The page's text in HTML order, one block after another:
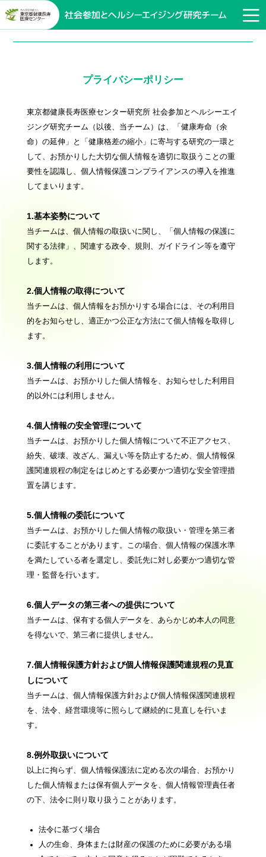
プライバシーポリシー
東京都健康長寿医療センター研究所 社会参加とヘルシーエイ
ジング研究チーム（以後、当チーム）は、「健康寿命（余
命）の延伸」と「健康格差の縮小」に寄与する研究の一環と
して、お預かりした大切な個人情報を適切に取扱うことの重
要性を認識し、個人情報保護コンプライアンスの導入を推進
してまいります。
1.基本姿勢について
当チームは、個人情報の取扱いに関し、「個人情報の保護に
関する法律」、関連する政令、規則、ガイドライン等を遵守
します。
2.個人情報の取得について
当チームは、個人情報をお預かりする場合には、その利用目
的をお知らせし、適正かつ公正な方法にて個人情報を取得し
ます。
3.個人情報の利用について
当チームは、お預かりした個人情報を、お知らせした利用目
的以外には利用しません。
4.個人情報の安全管理について
当チームは、お預かりした個人情報について不正アクセス、
紛失、破壊、改ざん、漏えい等を防止するため、個人情報保
護関連規程の制定をはじめとする必要かつ適切な安全管理措
置を講じます。
5.個人情報の委託について
当チームは、お預かりした個人情報の取扱い・管理を第三者
に委託することがあります。この場合、個人情報の保護水準
を満たしている者を選定し、委託先に対し必要かつ適切な管
理・監督を行います。
6.個人データの第三者への提供について
当チームは、保有する個人データを、あらかじめ本人の同意
を得ないで、第三者に提供しません。
7.個人情報保護方針および個人情報保護関連規程の見直
しについて
当チームは、個人情報保護方針および個人情報保護関連規程
を、法令、経営環境等に照らして継続的に見直しを行いま
す。
8.例外取扱いについて
以上に拘らず、個人情報保護法に定める次の場合、お預かり
した個人情報または保有個人データを、個人情報管理責任者
の下、法令に則り取り扱うことがあります。
法令に基づく場合
人の生命、身体または財産の保護のために必要がある場